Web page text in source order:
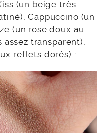
(un beige très
Cappuccino (un
(un rose doux au
transparent),
reflets dorés) :